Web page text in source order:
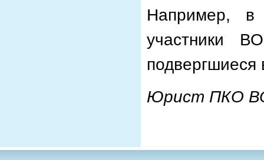
Например, в
участники
подвергшиеся
Юрист ПКО